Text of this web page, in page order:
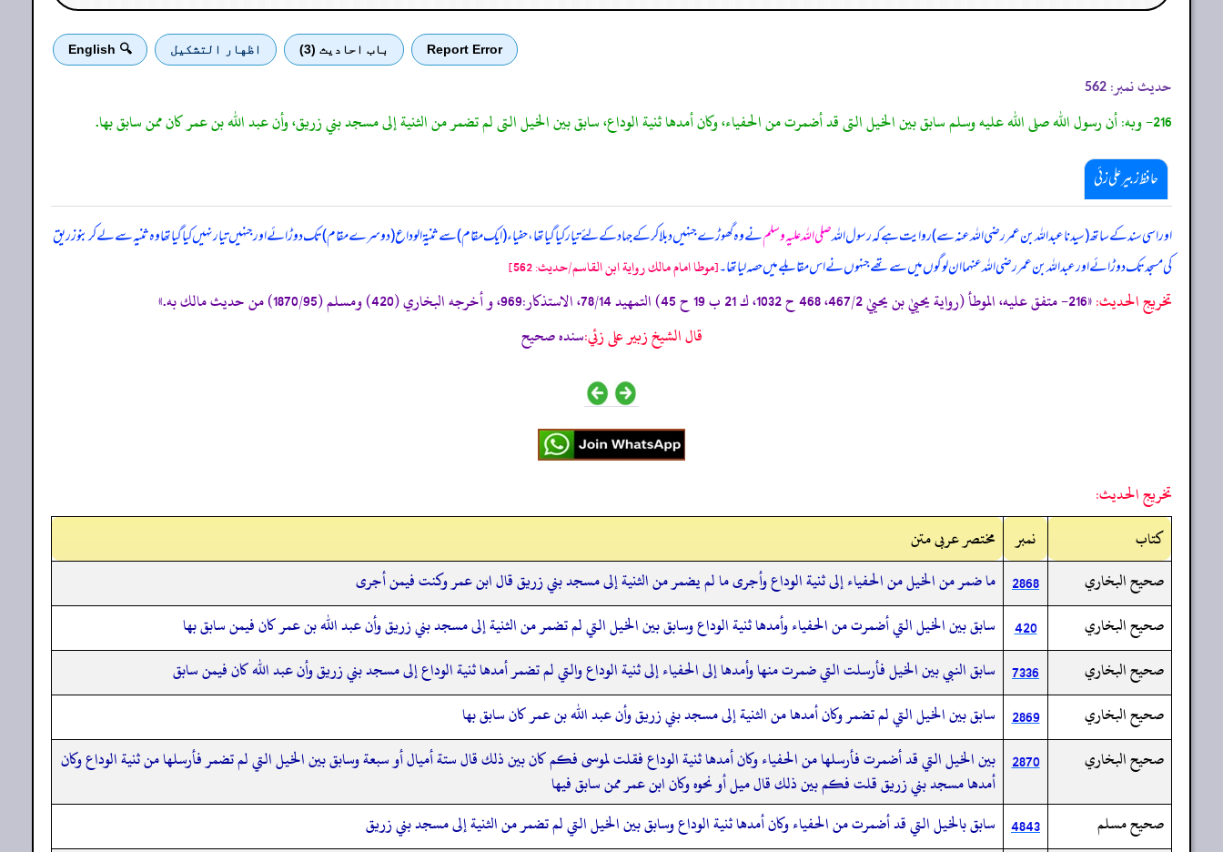
Report Error باب احادیث (3) اظهار التشكيل 🔍 English
حدیث نمبر: 562
216- وبه: أن رسول الله صلى الله عليه وسلم سابق بين الخيل التى قد أضمرت من الحفياء، وكان أمدها ثنية الوداع، سابق بين الخيل التى لم تضمر من الثنية إلى مسجد بني زريق، وأن عبد الله بن عمر كان ممن سابق بها.
حافظ زبیر علی زئی
اور اسی سند کے ساتھ (سیدنا عبداللہ بن عمر رضی اللہ عنہ سے) روایت ہے کہ رسول اللہصلی اللہ علیہ وسلمنے وہ گھوڑے جنہیں دبلا کر کے جہاد کے لئے تیار کیا گیا تھا، حفیاء (ایک مقام) سے ثنیة الوداع (دوسرے مقام) تک دوڑائے اور جنہیں تیار نہیں کیا گیا تھا وہ ثنیہ سے لے کر بنو زریق
کی مسجد تک دوڑائے اور عبداللہ بن عمر رضی اللہ عنہما ان لوگوں میں سے تھے جنہوں نے اس مقابلے میں حصہ لیا تھا۔[موطا امام مالك رواية ابن القاسم/حدیث: 562]
تخریج الحدیث:«216- متفق عليه، الموطأ (رواية يحييٰ بن يحييٰ 467/2، 468 ح 1032، ك 21 ب 19 ح 45) التمهيد 78/14، الاستذكار:969، و أخرجه البخاري (420) ومسلم (1870/95) من حديث مالك به.»
قال الشيخ زبير على زئي:سنده صحيح
تخريج الحديث:
کتاب
نمبر
مختصر عربی متن
صحيح البخاري
2868 ما ضمر من الخيل من الحفياء إلى ثنية الوداع وأجرى ما لم يضمر من الثنية إلى مسجد بني زريق قال ابن عمر وكنت فيمن أجرى
صحيح البخاري
420
سابق بين الخيل التي أضمرت من الحفياء وأمدها ثنية الوداع وسابق بين الخيل التي لم تضمر من الثنية إلى مسجد بني زريق وأن عبد الله بن عمر كان فيمن سابق بها
صحيح البخاري
7336 سابق النبي بين الخيل فأرسلت التي ضمرت منها وأمدها إلى الحفياء إلى ثنية الوداع والتي لم تضمر أمدها ثنية الوداع إلى مسجد بني زريق وأن عبد الله كان فيمن سابق
صحيح البخاري
2869 سابق بين الخيل التي لم تضمر وكان أمدها من الثنية إلى مسجد بني زريق وأن عبد الله بن عمر كان سابق بها
صحيح البخاري
2870 بين الخيل التي قد أضمرت فأرسلها من الحفياء وكان أمدها ثنية الوداع فقلت لموسى فكم كان بين ذلك قال ستة أميال أو سبعة وسابق بين الخيل التي لم تضمر فأرسلها من ثنية الوداع وكان
أمدها مسجد بني زريق قلت فكم بين ذلك قال ميل أو نحوه وكان ابن عمر ممن سابق فيها
صحيح مسلم
4843 سابق بالخيل التي قد أضمرت من الحفياء وكان أمدها ثنية الوداع وسابق بين الخيل التي لم تضمر من الثنية إلى مسجد بني زريق